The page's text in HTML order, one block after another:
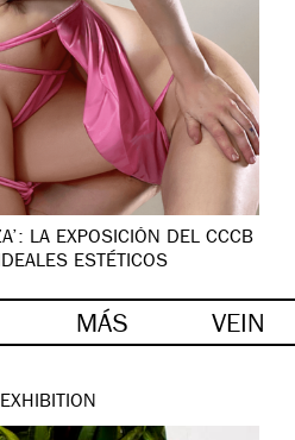
LA EXPOSICIÓN DEL CCCB
ESTÉTICOS
MÁS VEIN
EXHIBITION